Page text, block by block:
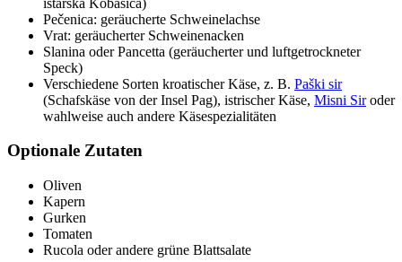
Pečenica: geräucherte Schweinelachse
Vrat: geräucherter Schweinenacken
Slanina oder Pancetta (geräucherter und luftgetrockneter
Speck)
Verschiedene Sorten kroatischer Käse, z. B. Paški sir
(Schafskäse von der Insel Pag), istrischer Käse, Misni Siroder
wahlweise auch andere Käsespezialitäten
Optionale Zutaten
Oliven
Kapern
Gurken
Tomaten
Rucola oder andere grüne Blattsalate